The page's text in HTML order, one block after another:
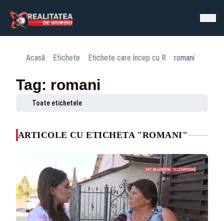
Acasă Etichete Etichete care încep cu R romani
Tag: romani
Toate etichetele
ARTICOLE CU ETICHETA "ROMANI"